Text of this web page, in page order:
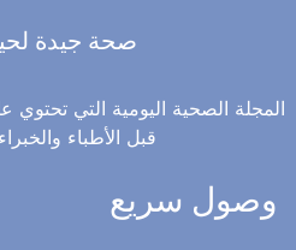
صحة جيدة
المجلة الصحية اليومية التي
قبل الأطباء
وصول سريع